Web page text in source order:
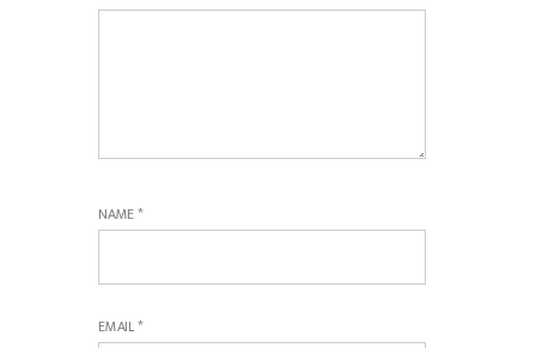
NAME*
EMAIL*